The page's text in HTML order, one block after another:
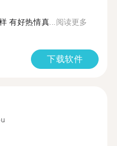
有好热情真... 阅读更多
下载软件